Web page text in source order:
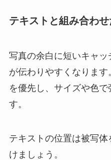
テキストと組み合わ
写真の余白に短いキャ
が伝わりやすくなりま
を優先し、サイズや色
す。
テキストの位置は被写
けましょう。